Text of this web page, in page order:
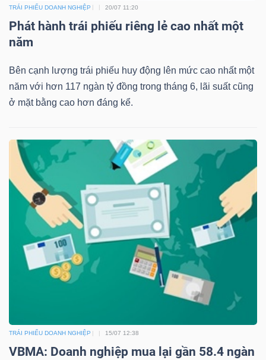
TRÁI PHIẾU DOANH NGHIỆP 20/07 11:20
Phát hành trái phiếu riêng lẻ cao nhất một
năm
Bên cạnh lượng trái phiếu huy động lên mức cao nhất một
năm với hơn 117 ngàn tỷ đồng trong tháng 6, lãi suất cũng
ở mặt bằng cao hơn đáng kể.
TRÁI PHIẾU DOANH NGHIỆP 15/07 12:38
VBMA: Doanh nghiệp mua lại gần 58.4 ngàn
Truyền
thông
chính
liệu
tài